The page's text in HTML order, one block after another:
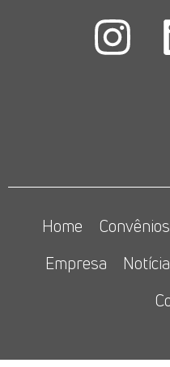
Home Convênios
Empresa